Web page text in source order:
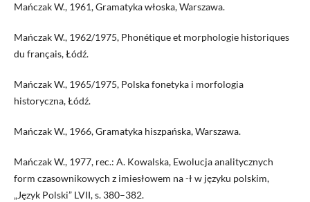
Mańczak W., 1961, Gramatyka włoska, Warszawa.
Mańczak W., 1962/1975, Phonétique et morphologie historiques
du français, Łódź.
Mańczak W., 1965/1975, Polska fonetyka i morfologia
historyczna, Łódź.
Mańczak W., 1966, Gramatyka hiszpańska, Warszawa.
Mańczak W., 1977, rec.: A. Kowalska, Ewolucja analitycznych
form czasownikowych z imiesłowem na -ł w języku polskim,
„Język Polski” LVII, s. 380–382.